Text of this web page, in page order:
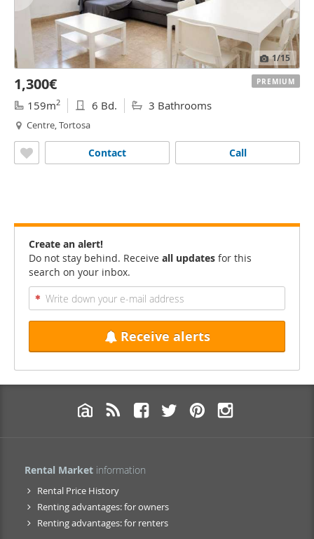
1/15
1,300€
159m2 6 Bd. 3 Bathrooms
Centre, Tortosa
Call
Contact
PREMIUM
Create an alert!
Do not stay behind. Receive all updates for this
search on your inbox.
Receive alerts
Rental Market information
Rental Price History
Renting advantages: for owners
Renting advantages: for renters